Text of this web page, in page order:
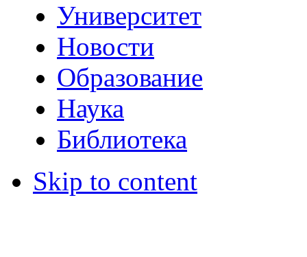
Университет
Новости
Образование
Наука
Библиотека
Skip to content